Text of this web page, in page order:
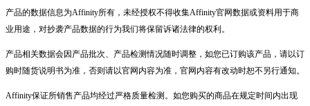
产品的数据信息为Affinity所有，未经授权不得收集Affinity官网数据或资料用于商
业用途，对抄袭产品数据的行为我们将保留诉诸法律的权利。
产品相关数据会因产品批次、产品检测情况随时调整，如您已订购该产品，请以订
购时随货说明书为准，否则请以官网内容为准，官网内容有改动时恕不另行通知。
Affinity保证所销售产品均经过严格质量检测。如您购买的商品在规定时间内出现